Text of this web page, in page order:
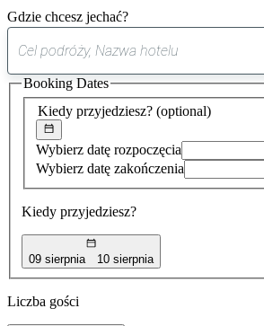
Gdzie chcesz jechać?
sugestia
została
znaleziona
Kiedy przyjedziesz? (optional)
Wybierz datę rozpoczęcia
Wybierz datę zakończenia
Kiedy przyjedziesz?
09 sierpnia 10 sierpnia
Booking Dates
Liczba gości